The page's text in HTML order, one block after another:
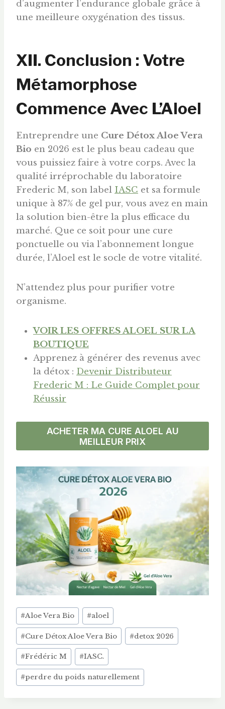
d’augmenter l’endurance globale grâce à
une meilleure oxygénation des tissus.
XII. Conclusion : Votre
Métamorphose
Commence Avec L’Aloel
Entreprendre une Cure Détox Aloe Vera
Bio en 2026 est le plus beau cadeau que
vous puissiez faire à votre corps. Avec la
qualité irréprochable du laboratoire
Frederic M, son label IASC et sa formule
unique à 87% de gel pur, vous avez en main
la solution bien-être la plus efficace du
marché. Que ce soit pour une cure
ponctuelle ou via l’abonnement longue
durée, l’Aloel est le socle de votre vitalité.
N’attendez plus pour purifier votre
organisme.
VOIR LES OFFRES ALOEL SUR LA
BOUTIQUE
Apprenez à générer des revenus avec
la détox : Devenir Distributeur
Frederic M : Le Guide Complet pour
Réussir
ACHETER MA CURE ALOEL AU
MEILLEUR PRIX
Étiquettes
de
la
publication :
#Aloe Vera Bio #aloel
#Cure Détox Aloe Vera Bio #detox 2026
#Frédéric M #IASC.
#perdre du poids naturellement